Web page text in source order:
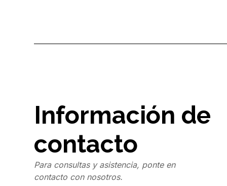
Información de
contacto
Para consultas y asistencia, ponte en
contacto con nosotros.